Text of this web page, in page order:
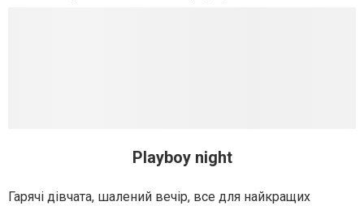
Playboy night
Гарячі дівчата, шалений вечір, все для найкращих